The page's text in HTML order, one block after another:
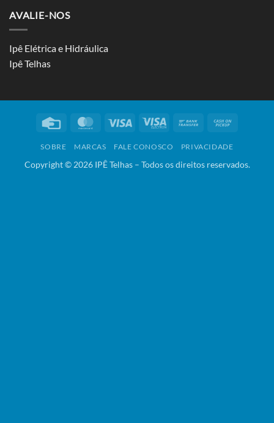
AVALIE-NOS
Ipê Elétrica e Hidráulica
Ipê Telhas
Credit
MasterCardVisa
Visa
Bank
SOBRE MARCAS FALE CONOSCO PRIVACIDADE
Copyright ©2026IPÊ Telhas – Todos os direitos reservados.